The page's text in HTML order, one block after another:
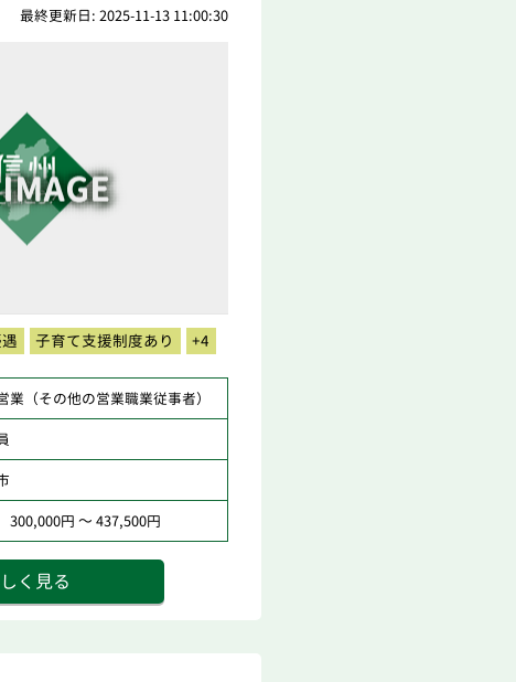
最終更新日: 2025-11-13 11:00:30
子育て支援制度あり +4
業（その他の営業職業従事者）
円 ～ 437,500円
く見る